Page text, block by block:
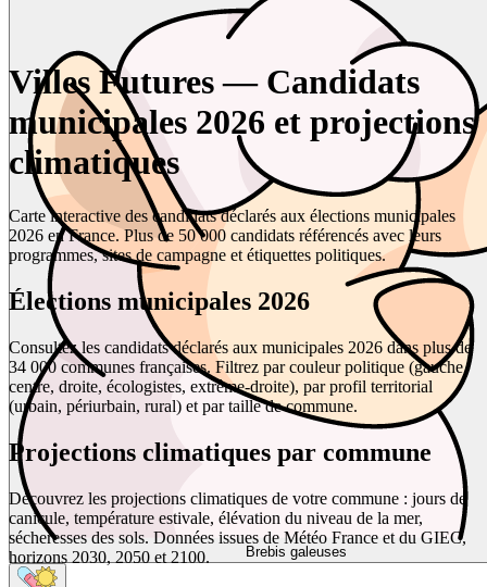
Brebis galeuses
Villes Futures — Candidats
municipales 2026 et projections
climatiques
Carte interactive des candidats déclarés aux élections municipales
2026 en France. Plus de 50 000 candidats référencés avec leurs
programmes, sites de campagne et étiquettes politiques.
Élections municipales 2026
Consultez les candidats déclarés aux municipales 2026 dans plus de
34 000 communes françaises. Filtrez par couleur politique (gauche,
centre, droite, écologistes, extrême-droite), par profil territorial
(urbain, périurbain, rural) et par taille de commune.
Projections climatiques par commune
Découvrez les projections climatiques de votre commune : jours de
canicule, température estivale, élévation du niveau de la mer,
sécheresses des sols. Données issues de Météo France et du GIEC,
horizons 2030, 2050 et 2100.